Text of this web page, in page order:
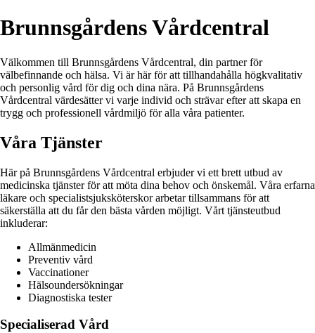
Brunnsgårdens Vårdcentral
Välkommen till Brunnsgårdens Vårdcentral, din partner för
välbefinnande och hälsa. Vi är här för att tillhandahålla högkvalitativ
och personlig vård för dig och dina nära. På Brunnsgårdens
Vårdcentral värdesätter vi varje individ och strävar efter att skapa en
trygg och professionell vårdmiljö för alla våra patienter.
Våra Tjänster
Här på Brunnsgårdens Vårdcentral erbjuder vi ett brett utbud av
medicinska tjänster för att möta dina behov och önskemål. Våra erfarna
läkare och specialistsjuksköterskor arbetar tillsammans för att
säkerställa att du får den bästa vården möjligt. Vårt tjänsteutbud
inkluderar:
Allmänmedicin
Preventiv vård
Vaccinationer
Hälsoundersökningar
Diagnostiska tester
Specialiserad Vård